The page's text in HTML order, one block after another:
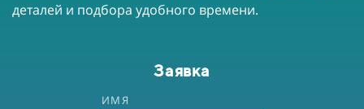
деталей и подбора удобного времени.
Заявка
ИМЯ